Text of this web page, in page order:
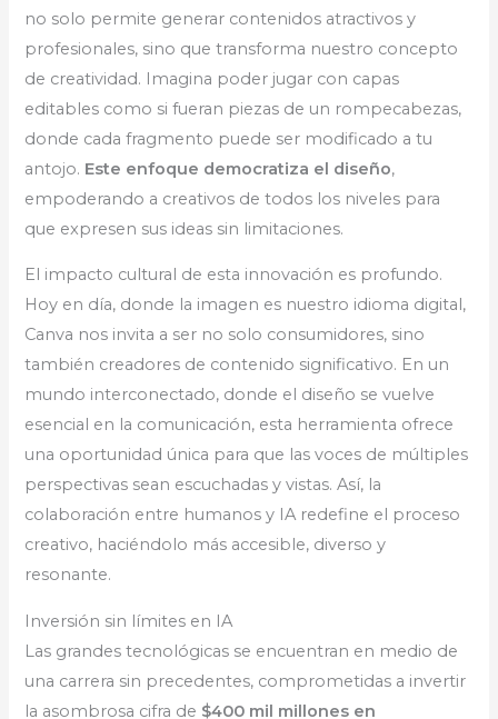
no solo permite generar contenidos atractivos y
profesionales, sino que transforma nuestro concepto
de creatividad. Imagina poder jugar con capas
editables como si fueran piezas de un rompecabezas,
donde cada fragmento puede ser modificado a tu
antojo. Este enfoque democratiza el diseño,
empoderando a creativos de todos los niveles para
que expresen sus ideas sin limitaciones.
El impacto cultural de esta innovación es profundo.
Hoy en día, donde la imagen es nuestro idioma digital,
Canva nos invita a ser no solo consumidores, sino
también creadores de contenido significativo. En un
mundo interconectado, donde el diseño se vuelve
esencial en la comunicación, esta herramienta ofrece
una oportunidad única para que las voces de múltiples
perspectivas sean escuchadas y vistas. Así, la
colaboración entre humanos y IA redefine el proceso
creativo, haciéndolo más accesible, diverso y
resonante.
Inversión sin límites en IA
Las grandes tecnológicas se encuentran en medio de
una carrera sin precedentes, comprometidas a invertir
la asombrosa cifra de $400 mil millones en